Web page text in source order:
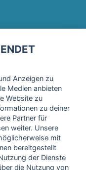
erhalte regelmäßig
wie in der
services GmbH
das 16. Lebensjahr
jederzeit mit
Informationen
Anzeigen zu
Medien anbieten
Website zu
zu deiner
Partner für
weiter. Unsere
mit
bereitgestellt
der Dienste
die Nutzung von